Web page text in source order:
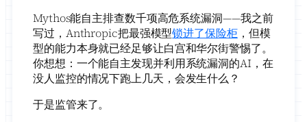
Mythos能自主排查数千项高危系统漏洞——我之前
写过，Anthropic把最强模型锁进了保险柜，但模
型的能力本身就已经足够让白宫和华尔街警惕了。
你想想：一个能自主发现并利用系统漏洞的AI，在
没人监控的情况下跑上几天，会发生什么？
于是监管来了。